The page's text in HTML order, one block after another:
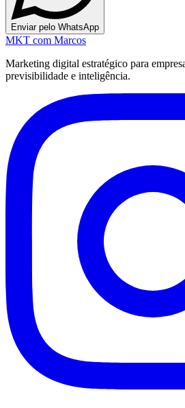
Enviar pelo WhatsApp
MKT com Marcos
Marketing digital estratégico para
previsibilidade e inteligência.